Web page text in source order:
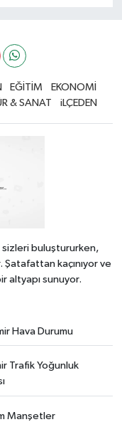
EĞİTİM
EKONOMİ
& SANAT iLÇEDEN
buluştururken,
kaçınıyor ve
altyapı sunuyor.
Hava Durumu
Trafik Yoğunluk
Manşetler